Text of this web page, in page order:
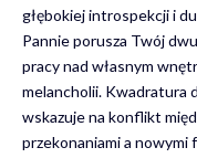
głębokiej introspekcji i
Pannie porusza Twój
pracy nad własnym
melancholii. Kwadratura
wskazuje na konflikt
przekonaniami a